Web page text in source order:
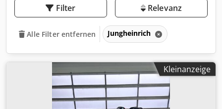
Filter Relevanz
Alle Filter entfernen Jungheinrich
Kleinanzeige